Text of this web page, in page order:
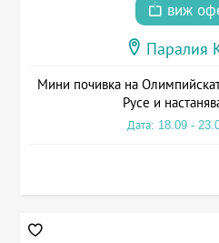
виж
Паралия
Мини почивка на
Русе и
Дата: 18.09 -